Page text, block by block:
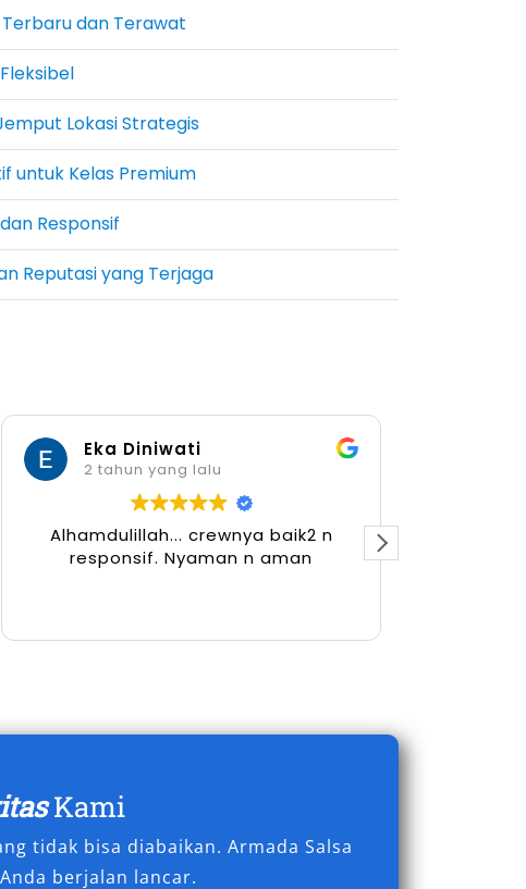
dan Terawat
Lokasi Strategis
untuk Kelas Premium
Responsif
Reputasi yang Terjaga
Eka Diniwati
2 tahun yang lalu
Alhamdulillah... crewnya baik2 n
responsif. Nyaman n aman
Kami
tidak bisa diabaikan. Armada Salsa
berjalan lancar.